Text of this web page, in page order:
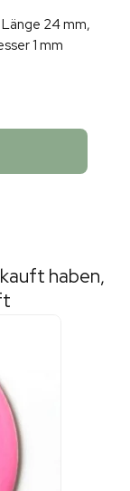
24 mm,
1 mm
haben,